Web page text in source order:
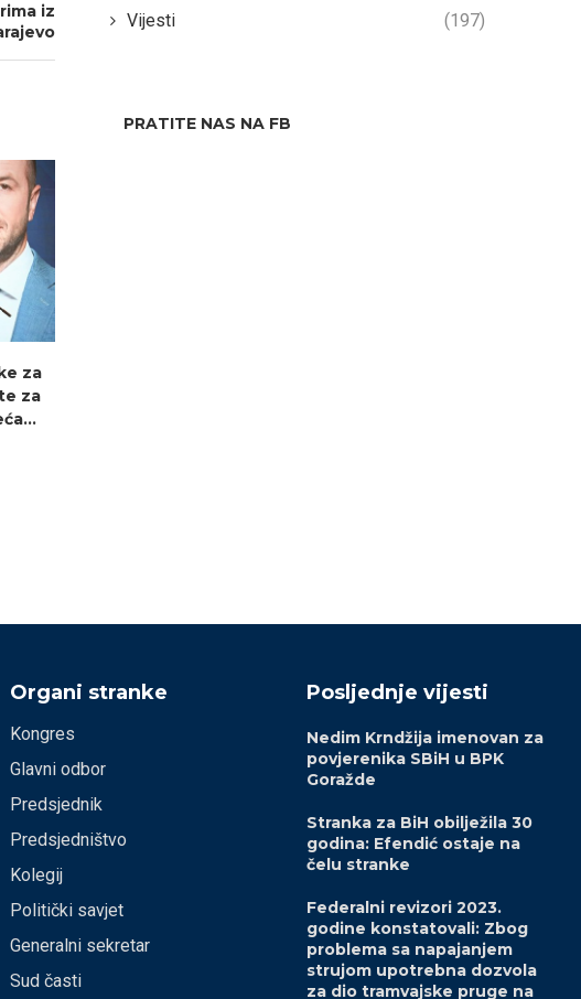
iz
za
za
Vijesti (197)
PRATITE NAS NA FB
Organi stranke
Kongres
Glavni odbor
Predsjednik
Predsjedništvo
Kolegij
Politički savjet
Generalni sekretar
Sud časti
Posljednje vijesti
Nedim Krndžija imenovan za
povjerenika SBiH u BPK
Goražde
Stranka za BiH obilježila 30
godina: Efendić ostaje na
čelu stranke
Federalni revizori 2023.
godine konstatovali: Zbog
problema sa napajanjem
strujom upotrebna dozvola
za dio tramvajske pruge na